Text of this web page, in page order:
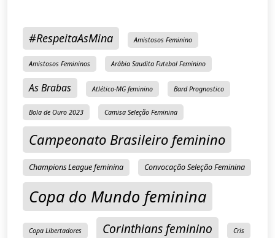
#RespeitaAsMina Amistosos Feminino
Amistosos Femininos Arábia Saudita Futebol Feminino
As Brabas Atlético-MG feminino Bard Prognostico
Bola de Ouro 2023 Camisa Seleção Feminina
Campeonato Brasileiro feminino
Champions League feminina Convocação Seleção Feminina
Copa do Mundo feminina
Copa Libertadores Corinthians feminino Cris